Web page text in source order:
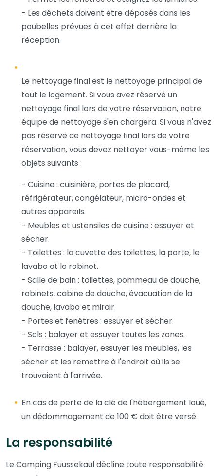
- Les déchets doivent être déposés dans les
poubelles prévues à cet effet derrière la
réception.
Le nettoyage final est le nettoyage principal de
tout le logement. Si vous avez réservé un
nettoyage final lors de votre réservation, notre
équipe de nettoyage s'en chargera. Si vous n'avez
pas réservé de nettoyage final lors de votre
réservation, vous devez nettoyer vous-même les
objets suivants :
- Cuisine : cuisinière, portes de placard,
réfrigérateur, congélateur, micro-ondes et
autres appareils.
- Meubles et ustensiles de cuisine : essuyer et
sécher.
- Toilettes : la cuvette des toilettes, la porte, le
lavabo et le robinet.
- Salle de bain : toilettes, pommeau de douche,
robinets, cabine de douche, évacuation de la
douche, lavabo et miroir.
- Portes et fenêtres : essuyer et sécher.
- Sols : balayer et essuyer toutes les zones.
- Terrasse : balayer, essuyer les meubles, les
sécher et les remettre à l'endroit où ils se
trouvaient à l'arrivée.
En cas de perte de la clé de l'hébergement loué,
un dédommagement de 100 € doit être versé.
La responsabilité
Le Camping Fuussekaul décline toute responsabilité